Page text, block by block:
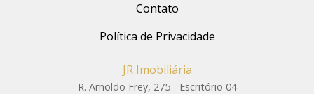
Contato
Política de Privacidade
JR Imobiliária
R. Arnoldo Frey, 275 - Escritório 04